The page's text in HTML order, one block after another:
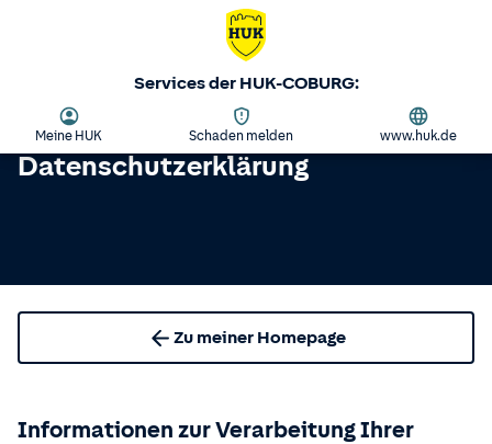
Services der HUK-COBURG:
Meine HUK Schaden melden www.huk.de
Datenschutzerklärung
Zu meiner Homepage
Informationen zur Verarbeitung Ihrer